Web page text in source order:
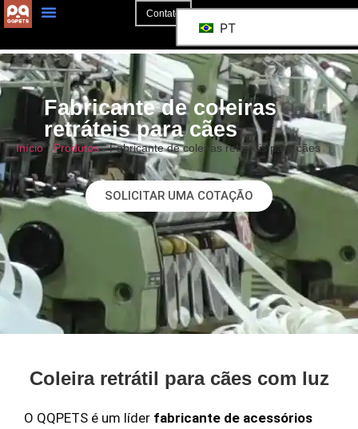
Contato
PT
Fabricante de coleiras
retráteis para cães
Início"Produtos"Fabricante de coleiras retráteis para cães
SOLICITAR UMA COTAÇÃO
Coleira retrátil para cães com luz
O QQPETS é um líder fabricante de acessórios